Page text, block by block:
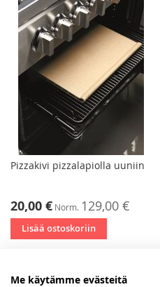
Pizzakivi pizzalapiolla uuniin
Tarjoushinta
20,00 € Norm. 129,00 €
Lisää ostoskoriin
Me käytämme evästeitä